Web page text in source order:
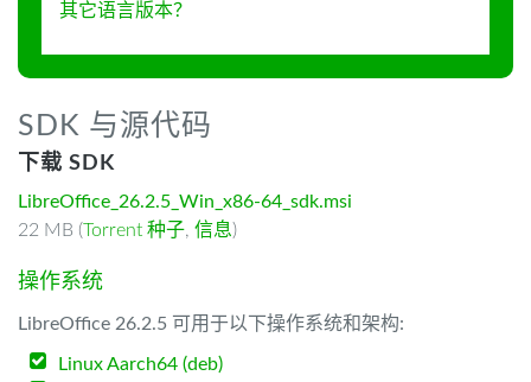
其它语言版本？
SDK 与源代码
下载 SDK
LibreOffice_26.2.5_Win_x86-64_sdk.msi
22 MB (Torrent 种子, 信息)
操作系统
LibreOffice 26.2.5 可用于以下操作系统和架构:
Linux Aarch64 (deb)